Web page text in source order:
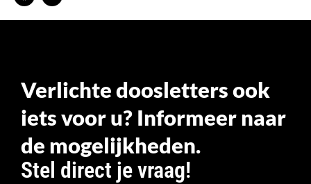
Verlichte doosletters ook
iets voor u? Informeer naar
de mogelijkheden.
Stel direct je vraag!